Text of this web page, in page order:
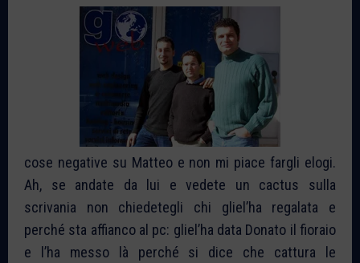
cose negative su Matteo e non mi piace fargli elogi.
Ah, se andate da lui e vedete un cactus sulla
scrivania non chiedetegli chi gliel’ha regalata e
perché sta affianco al pc: gliel’ha data Donato il fioraio
e l’ha messo là perché si dice che cattura le